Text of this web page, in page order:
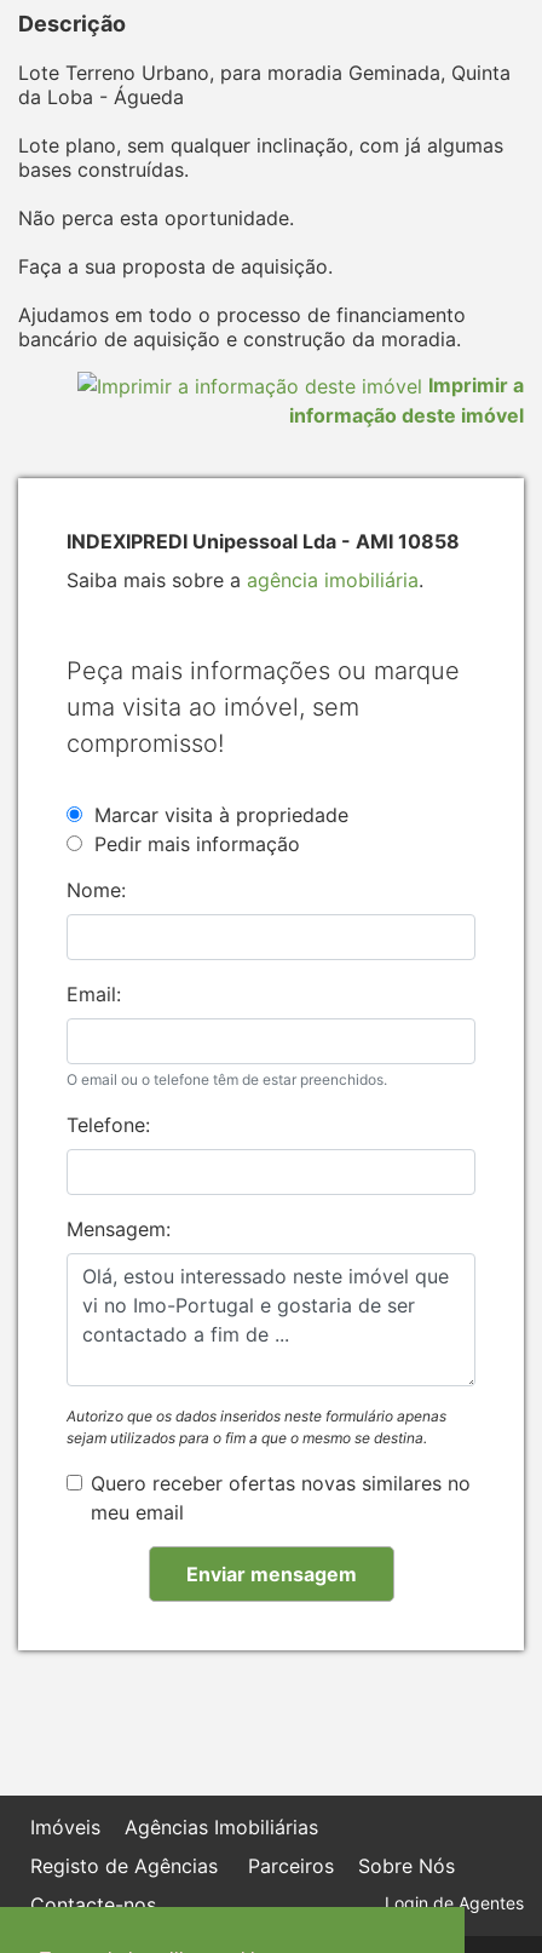
Descrição
Lote Terreno Urbano, para moradia Geminada, Quinta
da Loba - Águeda
Lote plano, sem qualquer inclinação, com já algumas
bases construídas.
Não perca esta oportunidade.
Faça a sua proposta de aquisição.
Ajudamos em todo o processo de financiamento
bancário de aquisição e construção da moradia.
Imprimir a
informação deste imóvel
INDEXIPREDI Unipessoal Lda - AMI 10858
Saiba mais sobre a agência imobiliária.
Peça mais informações ou marque
uma visita ao imóvel, sem
compromisso!
Marcar visita à propriedade
Pedir mais informação
Nome:
Email:
O email ou o telefone têm de estar preenchidos.
Telefone:
Mensagem:
Autorizo que os dados inseridos neste formulário apenas
sejam utilizados para o fim a que o mesmo se destina.
Quero receber ofertas novas similares no
meu email
Imóveis
Agências Imobiliárias
Registo de Agências
Parceiros
Sobre Nós
Contacte-nos
Login de Agentes